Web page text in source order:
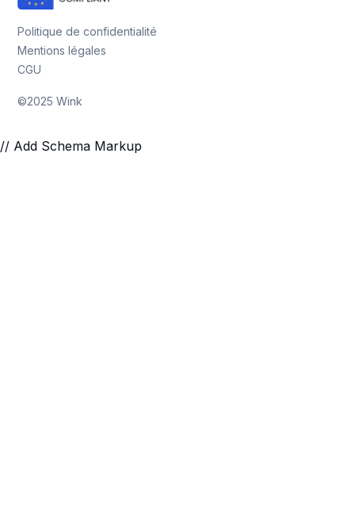
©2025 Wink
Politique de confidentialité
Mentions légales
CGU
// Add Schema Markup